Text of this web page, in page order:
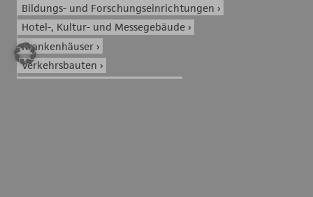
Bildungs- und Forschungseinrichtungen
Hotel-, Kultur- und Messegebäude
Krankenhäuser
Verkehrsbauten